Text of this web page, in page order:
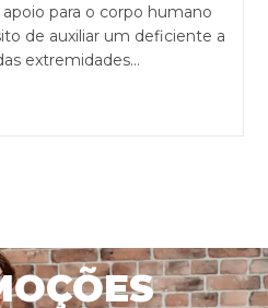
para o corpo humano
de auxiliar um deficiente a
extremidades…